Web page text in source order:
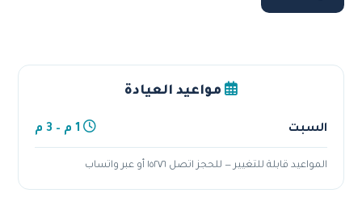
مواعيد العيادة
السبت
المواعيد قابلة للتغيير — للحجز اتصل ١٥٢٧٦ أو عبر واتساب